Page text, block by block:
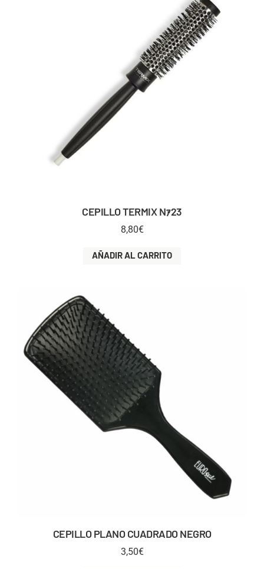
CEPILLO TERMIX Nｧ23
8,80€
AÑADIR AL CARRITO
CEPILLO PLANO CUADRADO NEGRO
3,50€